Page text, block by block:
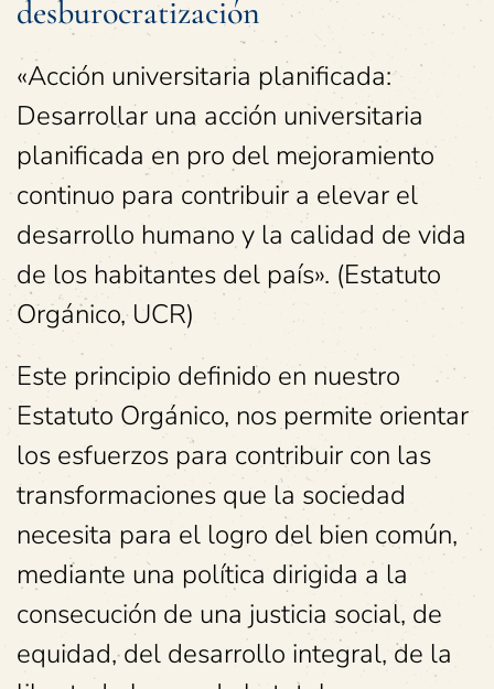
desburocratización
«Acción universitaria planificada:
Desarrollar una acción universitaria
planificada en pro del mejoramiento
continuo para contribuir a elevar el
desarrollo humano y la calidad de vida
de los habitantes del país». (Estatuto
Orgánico, UCR)
Este principio definido en nuestro
Estatuto Orgánico, nos permite orientar
los esfuerzos para contribuir con las
transformaciones que la sociedad
necesita para el logro del bien común,
mediante una política dirigida a la
consecución de una justicia social, de
equidad, del desarrollo integral, de la